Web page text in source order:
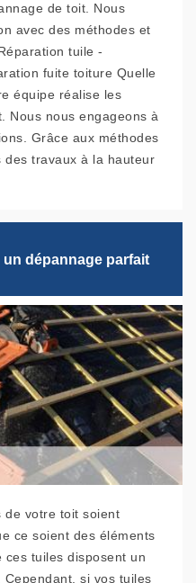
de toit. Nous
avec des méthodes et
tuile -
fuite toiture Quelle
équipe réalise les
Nous nous engageons à
Grâce aux méthodes
des travaux à la hauteur
un dépannage parfait
de votre toit soient
ce soient des éléments
tuiles disposent un
si vos tuiles